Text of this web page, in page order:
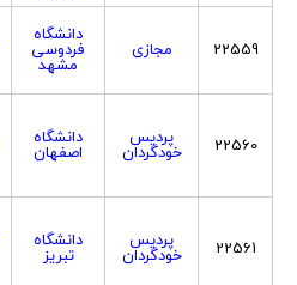
22559 مجازی
دانشگاه
فردوسی
مشهد
22560 پردیس
خودگردان
دانشگاه
اصفهان
22561 پردیس
خودگردان
دانشگاه
تبریز